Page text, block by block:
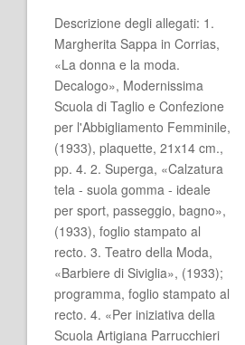
Descrizione degli allegati: 1.
Margherita Sappa in Corrias,
«La donna e la moda.
Decalogo», Modernissima
Scuola di Taglio e Confezione
per l'Abbigliamento Femminile,
(1933), plaquette, 21x14 cm.,
pp. 4. 2. Superga, «Calzatura
tela - suola gomma - ideale
per sport, passeggio, bagno»,
(1933), foglio stampato al
recto. 3. Teatro della Moda,
«Barbiere di Siviglia», (1933);
programma, foglio stampato al
recto. 4. «Per iniziativa della
Scuola Artigiana Parrucchieri